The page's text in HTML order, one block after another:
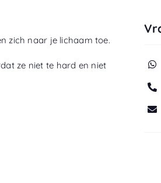
zich naar je lichaam toe.
ze niet te hard en niet